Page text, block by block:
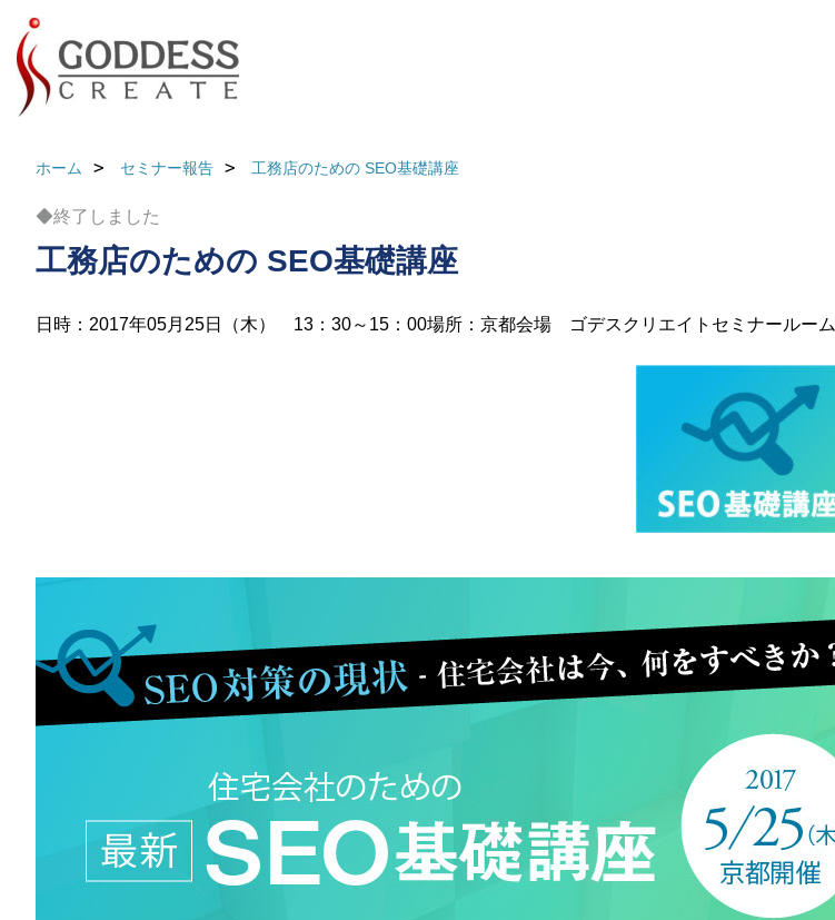
ホーム セミナー報告 工務店のための SEO基礎講座
◆終了しました
工務店のための SEO基礎講座
日時：2017年05月25日（木） 13：30～15：00場所：京都会場 ゴデスクリエイトセミナールーム